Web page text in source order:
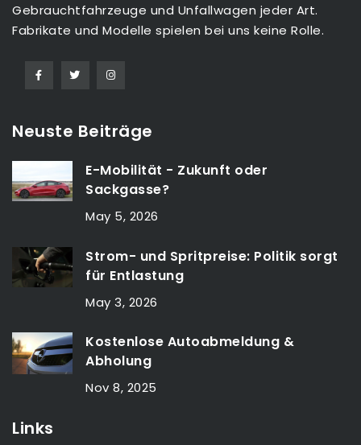
Gebrauchtfahrzeuge und Unfallwagen jeder Art.
Fabrikate und Modelle spielen bei uns keine Rolle.
Neuste Beiträge
E-Mobilität - Zukunft oder
Sackgasse?
May 5, 2026
Strom- und Spritpreise: Politik sorgt
für Entlastung
May 3, 2026
Kostenlose Autoabmeldung &
Abholung
Nov 8, 2025
Links